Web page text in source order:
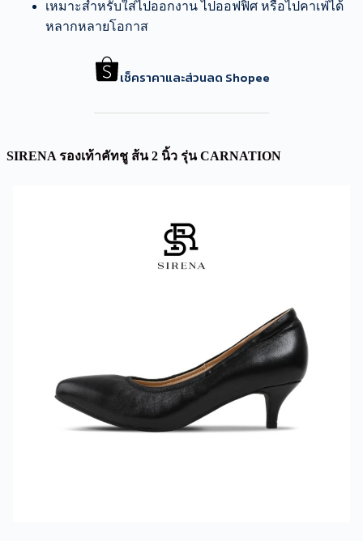
เหมาะสำหรับใส่ไปออกงาน ไปออฟฟิศ หรือไปคาเฟ่ได้
หลากหลายโอกาส
เช็คราคาและส่วนลด Shopee
SIRENA รองเท้าคัทชู ส้น 2 นิ้ว รุ่น CARNATION